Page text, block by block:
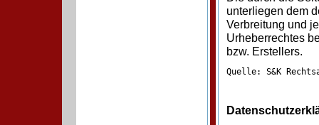
unterliegen dem
Verbreitung und
Urheberrechtes
bzw. Erstellers.
Quelle: S&K